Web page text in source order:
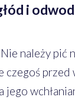
i
należy pić
czegoś przed
jego